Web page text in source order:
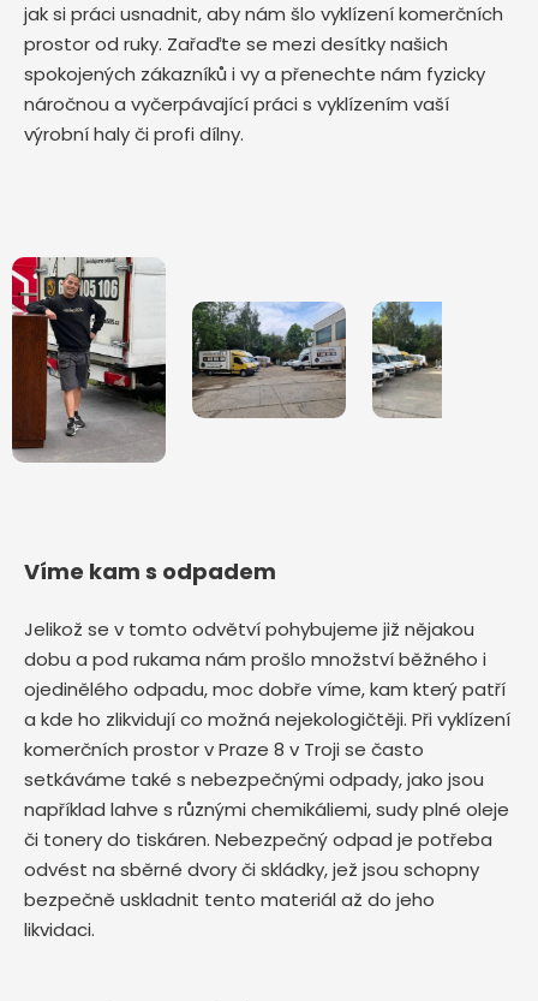
jak si práci usnadnit, aby nám šlo vyklízení komerčních
prostor od ruky. Zařaďte se mezi desítky našich
spokojených zákazníků i vy a přenechte nám fyzicky
náročnou a vyčerpávající práci s vyklízením vaší
výrobní haly či profi dílny.
Víme kam s odpadem
Jelikož se v tomto odvětví pohybujeme již nějakou
dobu a pod rukama nám prošlo množství běžného i
ojedinělého odpadu, moc dobře víme, kam který patří
a kde ho zlikvidují co možná nejekologičtěji. Při vyklízení
komerčních prostor v Praze 8 v Troji se často
setkáváme také s nebezpečnými odpady, jako jsou
například lahve s různými chemikáliemi, sudy plné oleje
či tonery do tiskáren. Nebezpečný odpad je potřeba
odvést na sběrné dvory či skládky, jež jsou schopny
bezpečně uskladnit tento materiál až do jeho
likvidaci.